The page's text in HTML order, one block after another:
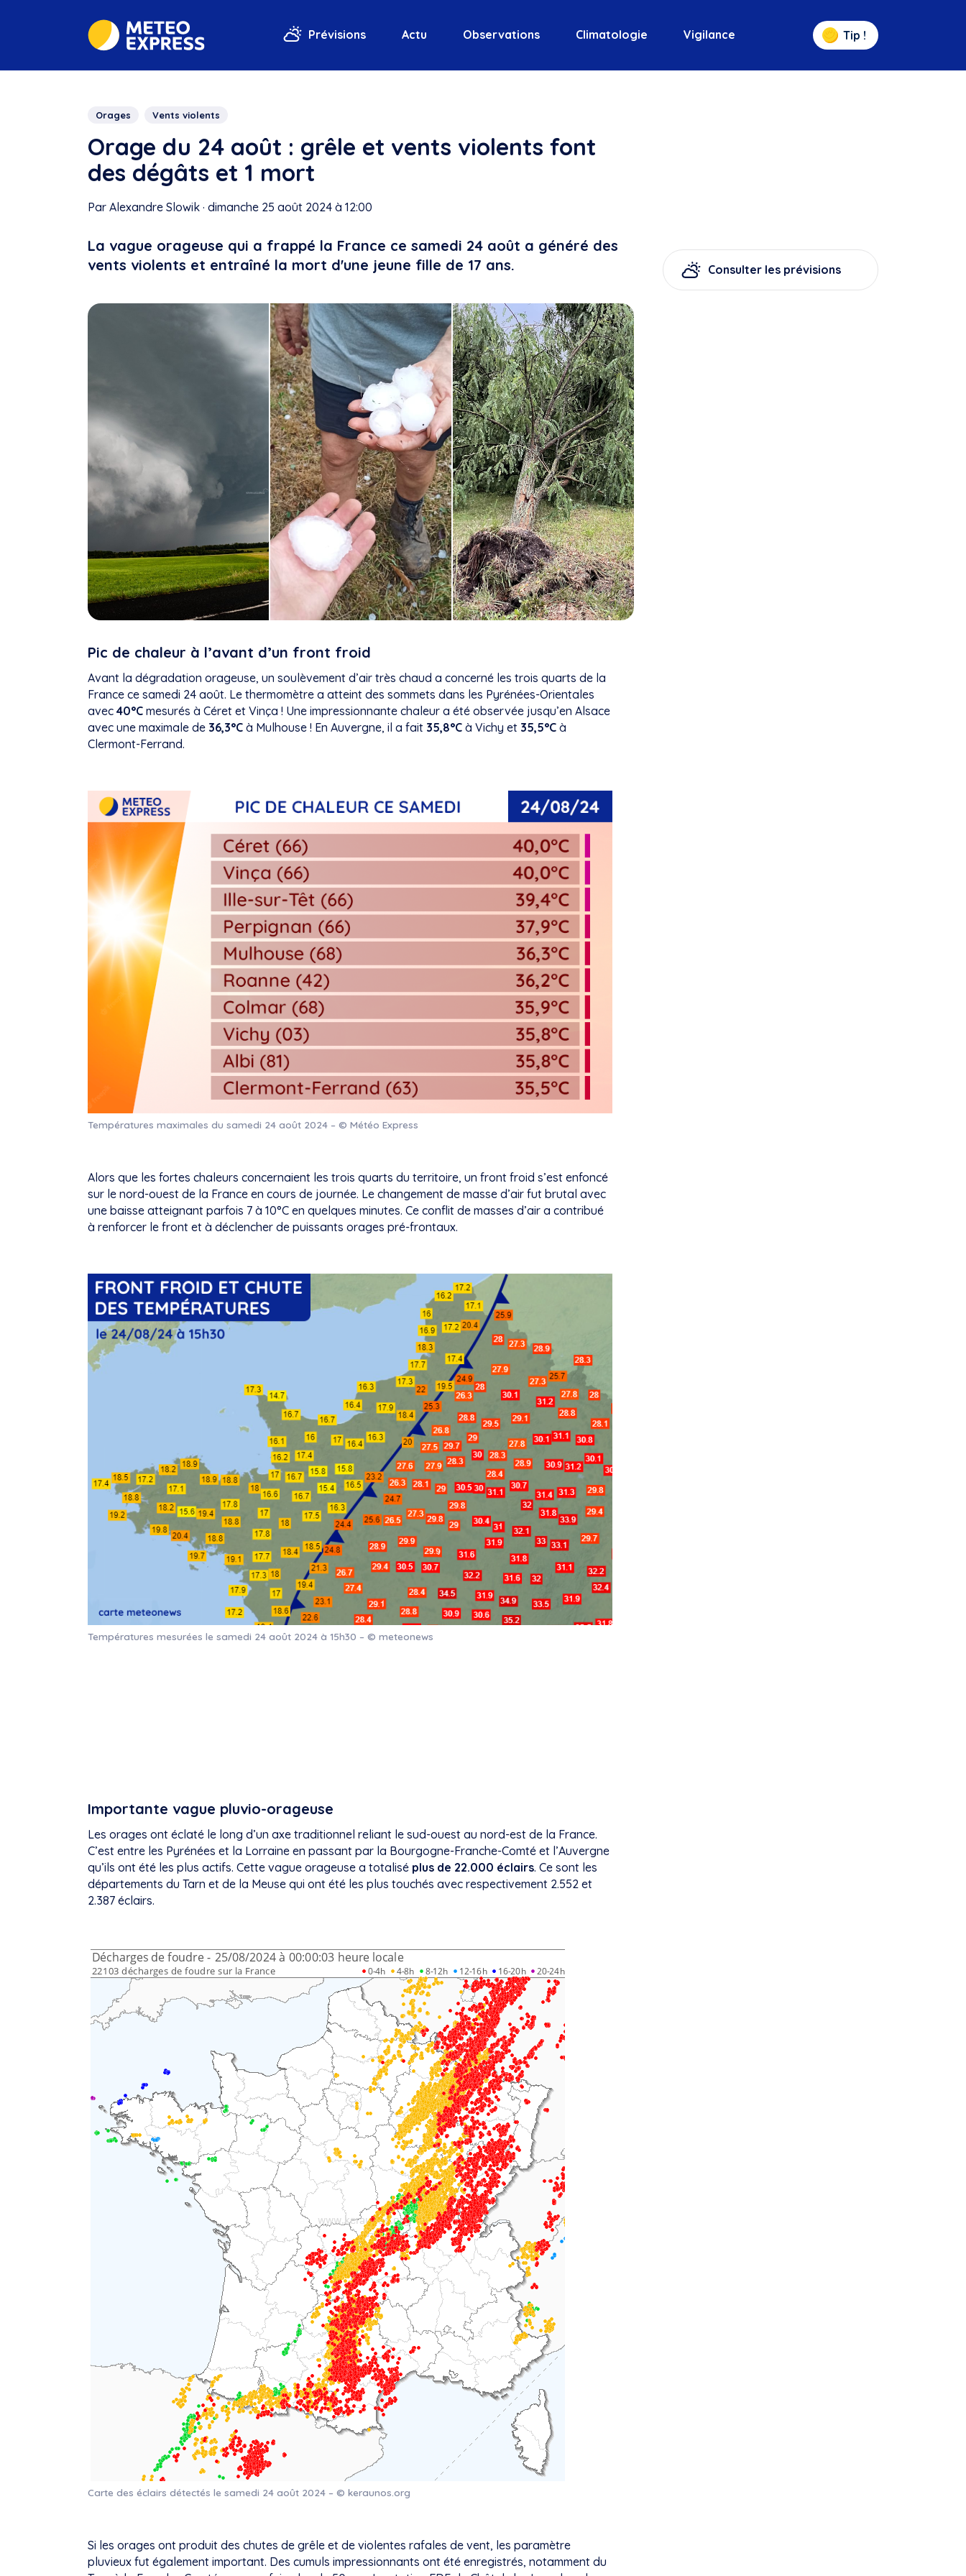
Prévisions Actu Observations Climatologie Vigilance Tip !
Orages Vents violents
Orage du 24 août : grêle et vents violents font
des dégâts et 1 mort
Par Alexandre Slowik · dimanche 25 août 2024 à 12:00
La vague orageuse qui a frappé la France ce samedi 24 août a généré des
vents violents et entraîné la mort d'une jeune fille de 17 ans.
Pic de chaleur à l’avant d’un front froid
Avant la dégradation orageuse, un soulèvement d’air très chaud a concerné les trois quarts de la
France ce samedi 24 août. Le thermomètre a atteint des sommets dans les Pyrénées-Orientales
avec 40°C mesurés à Céret et Vinça ! Une impressionnante chaleur a été observée jusqu’en Alsace
avec une maximale de 36,3°C à Mulhouse ! En Auvergne, il a fait 35,8°C à Vichy et 35,5°C à
Clermont-Ferrand.
Températures maximales du samedi 24 août 2024 – © Météo Express
Alors que les fortes chaleurs concernaient les trois quarts du territoire, un front froid s’est enfoncé
sur le nord-ouest de la France en cours de journée. Le changement de masse d’air fut brutal avec
une baisse atteignant parfois 7 à 10°C en quelques minutes. Ce conflit de masses d’air a contribué
à renforcer le front et à déclencher de puissants orages pré-frontaux.
Températures mesurées le samedi 24 août 2024 à 15h30 – © meteonews
Importante vague pluvio-orageuse
Les orages ont éclaté le long d’un axe traditionnel reliant le sud-ouest au nord-est de la France.
C’est entre les Pyrénées et la Lorraine en passant par la Bourgogne-Franche-Comté et l’Auvergne
qu’ils ont été les plus actifs. Cette vague orageuse a totalisé plus de 22.000 éclairs. Ce sont les
départements du Tarn et de la Meuse qui ont été les plus touchés avec respectivement 2.552 et
2.387 éclairs.
Carte des éclairs détectés le samedi 24 août 2024 – © keraunos.org
Si les orages ont produit des chutes de grêle et de violentes rafales de vent, les paramètre
pluvieux fut également important. Des cumuls impressionnants ont été enregistrés, notamment du
Consulter les prévisions